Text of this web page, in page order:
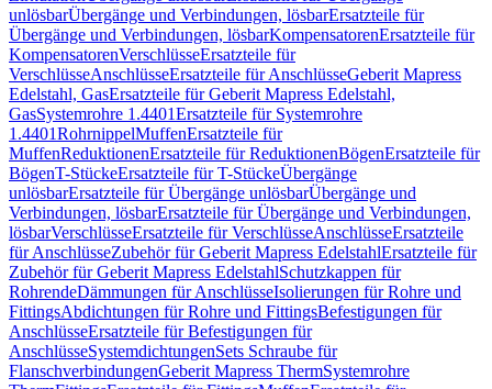
unlösbarÜbergänge und Verbindungen, lösbarErsatzteile für
Übergänge und Verbindungen, lösbarKompensatorenErsatzteile für
KompensatorenVerschlüsseErsatzteile für
VerschlüsseAnschlüsseErsatzteile für AnschlüsseGeberit Mapress
Edelstahl, GasErsatzteile für Geberit Mapress Edelstahl,
GasSystemrohre 1.4401Ersatzteile für Systemrohre
1.4401RohrnippelMuffenErsatzteile für
MuffenReduktionenErsatzteile für ReduktionenBögenErsatzteile für
BögenT-StückeErsatzteile für T-StückeÜbergänge
unlösbarErsatzteile für Übergänge unlösbarÜbergänge und
Verbindungen, lösbarErsatzteile für Übergänge und Verbindungen,
lösbarVerschlüsseErsatzteile für VerschlüsseAnschlüsseErsatzteile
für AnschlüsseZubehör für Geberit Mapress EdelstahlErsatzteile für
Zubehör für Geberit Mapress EdelstahlSchutzkappen für
RohrendeDämmungen für AnschlüsseIsolierungen für Rohre und
FittingsAbdichtungen für Rohre und FittingsBefestigungen für
AnschlüsseErsatzteile für Befestigungen für
AnschlüsseSystemdichtungenSets Schraube für
FlanschverbindungenGeberit Mapress ThermSystemrohre